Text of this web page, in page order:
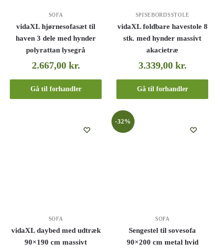
SOFA
vidaXL hjørnesofasæt til
haven 3 dele med hynder
polyrattan lysegrå
2.667,00 kr.
Gå til forhandler
SPISEBORDSSTOLE
vidaXL foldbare havestole 8
stk. med hynder massivt
akacietræ
3.339,00 kr.
Gå til forhandler
SOFA
vidaXL daybed med udtræk
90×190 cm massivt
-32%
SOFA
Sengestel til sovesofa
90×200 cm metal hvid